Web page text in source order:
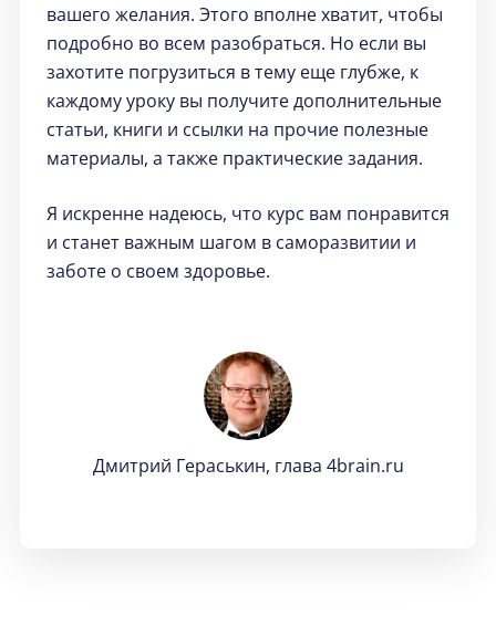
вашего желания. Этого вполне хватит, чтобы
подробно во всем разобраться. Но если вы
захотите погрузиться в тему еще глубже, к
каждому уроку вы получите дополнительные
статьи, книги и ссылки на прочие полезные
материалы, а также практические задания.
Я искренне надеюсь, что курс вам понравится
и станет важным шагом в саморазвитии и
заботе о своем здоровье.
Дмитрий Гераськин, глава 4brain.ru